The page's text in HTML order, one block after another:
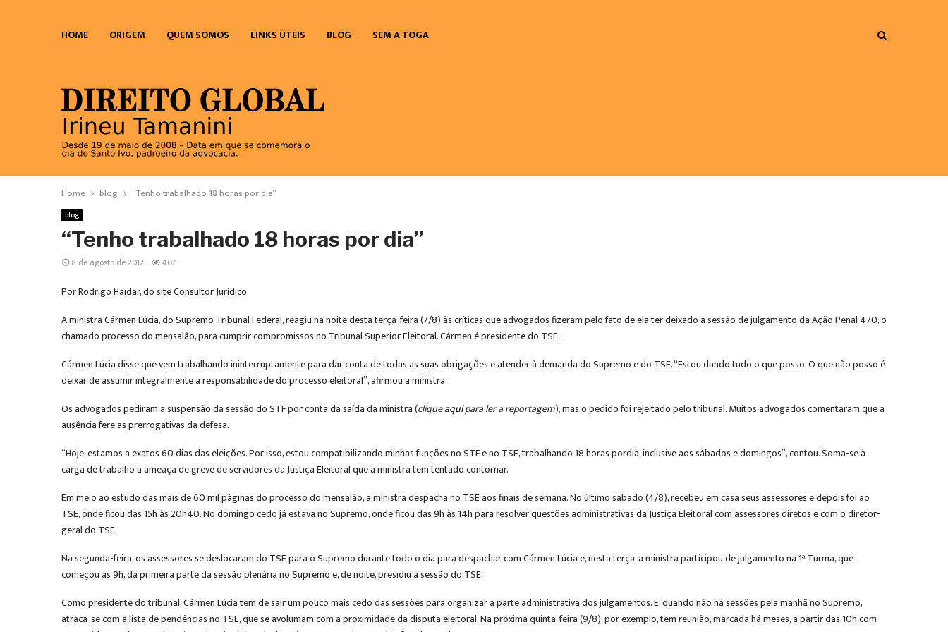
HOME ORIGEM QUEM SOMOS LINKS ÚTEIS BLOG SEM A TOGA
Home blog “Tenho trabalhado 18 horas por dia”
blog
“Tenho trabalhado 18 horas por dia”
8 de agosto de 2012 407
Por Rodrigo Haidar, do site Consultor Jurídico
A ministra Cármen Lúcia, do Supremo Tribunal Federal, reagiu na noite desta terça-feira (7/8) às críticas que advogados fizeram pelo fato de ela ter deixado a sessão de julgamento da Ação Penal 470, o
chamado processo do mensalão, para cumprir compromissos no Tribunal Superior Eleitoral. Cármen é presidente do TSE.
Cármen Lúcia disse que vem trabalhando ininterruptamente para dar conta de todas as suas obrigações e atender à demanda do Supremo e do TSE. “Estou dando tudo o que posso. O que não posso é
deixar de assumir integralmente a responsabilidade do processo eleitoral”, afirmou a ministra.
Os advogados pediram a suspensão da sessão do STF por conta da saída da ministra (cliqueaquipara ler a reportagem), mas o pedido foi rejeitado pelo tribunal. Muitos advogados comentaram que a
ausência fere as prerrogativas da defesa.
“Hoje, estamos a exatos 60 dias das eleições. Por isso, estou compatibilizando minhas funções no STF e no TSE, trabalhando 18 horas pordia, inclusive aos sábados e domingos”, contou. Soma-se à
carga de trabalho a ameaça de greve de servidores da Justiça Eleitoral que a ministra tem tentado contornar.
Em meio ao estudo das mais de 60 mil páginas do processo do mensalão, a ministra despacha no TSE aos finais de semana. No último sábado (4/8), recebeu em casa seus assessores e depois foi ao
TSE, onde ficou das 15h às 20h40. No domingo cedo já estava no Supremo, onde ficou das 9h às 14h para resolver questões administrativas da Justiça Eleitoral com assessores diretos e com o diretor-
geral do TSE.
Na segunda-feira, os assessores se deslocaram do TSE para o Supremo durante todo o dia para despachar com Cármen Lúcia e, nesta terça, a ministra participou de julgamento na 1ª Turma, que
começou às 9h, da primeira parte da sessão plenária no Supremo e, de noite, presidiu a sessão do TSE.
Como presidente do tribunal, Cármen Lúcia tem de sair um pouco mais cedo das sessões para organizar a parte administrativa dos julgamentos. E, quando não há sessões pela manhã no Supremo,
atraca-se com a lista de pendências no TSE, que se avolumam com a proximidade da disputa eleitoral. Na próxima quinta-feira (9/8), por exemplo, tem reunião, marcada há meses, a partir das 10h com